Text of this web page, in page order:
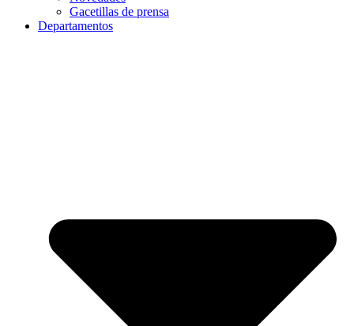
Gacetillas de prensa
Departamentos